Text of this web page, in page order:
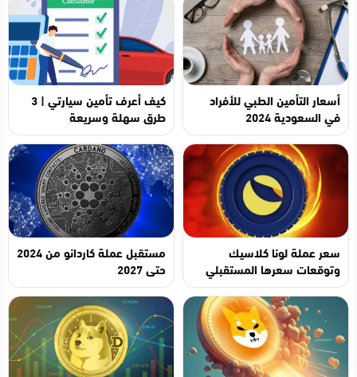
أسعار التأمين الطبي للأفراد
في السعودية 2024
كيف أعرف تأمين سيارتي | 3
طرق سهلة وسريعة
سعر عملة لونا كلاسيك
وتوقعات سعرها المستقبلي
مستقبل عملة كاردانو من 2024
حتى 2027